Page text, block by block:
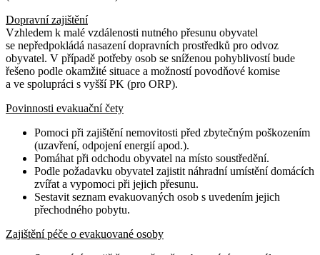
Dopravní zajištění
Vzhledem k malé vzdálenosti nutného přesunu obyvatel
se nepředpokládá nasazení dopravních prostředků pro odvoz
obyvatel. V případě potřeby osob se sníženou pohyblivostí bude
řešeno podle okamžité situace a možností povodňové komise
a ve spolupráci s vyšší PK (pro ORP).
Povinnosti evakuační čety
Pomoci při zajištění nemovitosti před zbytečným poškozením
(uzavření, odpojení energií apod.).
Pomáhat při odchodu obyvatel na místo soustředění.
Podle požadavku obyvatel zajistit náhradní umístění domácích
zvířat a vypomoci při jejich přesunu.
Sestavit seznam evakuovaných osob s uvedením jejich
přechodného pobytu.
Zajištění péče o evakuované osoby